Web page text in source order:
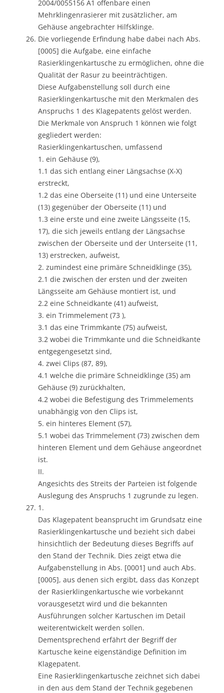
2004/0055156 A1 offenbare einen
Mehrklingenrasierer mit zusätzlicher, am
Gehäuse angebrachter Hilfsklinge.
Die vorliegende Erfindung habe dabei nach Abs.
[0005] die Aufgabe, eine einfache
Rasierklingenkartusche zu ermöglichen, ohne die
Qualität der Rasur zu beeinträchtigen.
Diese Aufgabenstellung soll durch eine
Rasierklingenkartusche mit den Merkmalen des
Anspruchs 1 des Klagepatents gelöst werden.
Die Merkmale von Anspruch 1 können wie folgt
gegliedert werden:
Rasierklingenkartuschen, umfassend
1. ein Gehäuse (9),
1.1 das sich entlang einer Längsachse (X-X)
erstreckt,
1.2 das eine Oberseite (11) und eine Unterseite
(13) gegenüber der Oberseite (11) und
1.3 eine erste und eine zweite Längsseite (15,
17), die sich jeweils entlang der Längsachse
zwischen der Oberseite und der Unterseite (11,
13) erstrecken, aufweist,
2. zumindest eine primäre Schneidklinge (35),
2.1 die zwischen der ersten und der zweiten
Längsseite am Gehäuse montiert ist, und
2.2 eine Schneidkante (41) aufweist,
3. ein Trimmelement (73 ),
3.1 das eine Trimmkante (75) aufweist,
3.2 wobei die Trimmkante und die Schneidkante
entgegengesetzt sind,
4. zwei Clips (87, 89),
4.1 welche die primäre Schneidklinge (35) am
Gehäuse (9) zurückhalten,
4.2 wobei die Befestigung des Trimmelements
unabhängig von den Clips ist,
5. ein hinteres Element (57),
5.1 wobei das Trimmelement (73) zwischen dem
hinteren Element und dem Gehäuse angeordnet
ist.
II.
Angesichts des Streits der Parteien ist folgende
Auslegung des Anspruchs 1 zugrunde zu legen.
1.
Das Klagepatent beansprucht im Grundsatz eine
Rasierklingenkartusche und bezieht sich dabei
hinsichtlich der Bedeutung dieses Begriffs auf
den Stand der Technik. Dies zeigt etwa die
Aufgabenstellung in Abs. [0001] und auch Abs.
[0005], aus denen sich ergibt, dass das Konzept
der Rasierklingenkartusche wie vorbekannt
vorausgesetzt wird und die bekannten
Ausführungen solcher Kartuschen im Detail
weiterentwickelt werden sollen.
Dementsprechend erfährt der Begriff der
Kartusche keine eigenständige Definition im
Klagepatent.
Eine Rasierklingenkartusche zeichnet sich dabei
in den aus dem Stand der Technik gegebenen